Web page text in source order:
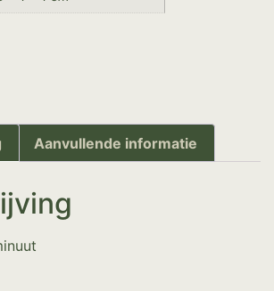
Aanvullende informatie